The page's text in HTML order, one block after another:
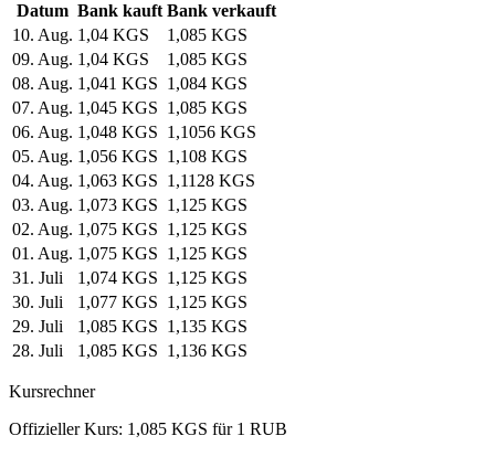
Datum Bank kauft Bank verkauft
10. Aug. 1,04 KGS
1,085 KGS
09. Aug. 1,04 KGS
1,085 KGS
08. Aug. 1,041 KGS 1,084 KGS
07. Aug. 1,045 KGS 1,085 KGS
06. Aug. 1,048 KGS 1,1056 KGS
05. Aug. 1,056 KGS 1,108 KGS
04. Aug. 1,063 KGS 1,1128 KGS
03. Aug. 1,073 KGS 1,125 KGS
02. Aug. 1,075 KGS 1,125 KGS
01. Aug. 1,075 KGS 1,125 KGS
31. Juli
1,074 KGS 1,125 KGS
30. Juli
1,077 KGS 1,125 KGS
29. Juli
1,085 KGS 1,135 KGS
28. Juli
1,085 KGS 1,136 KGS
Kursrechner
Offizieller Kurs: 1,085 KGS für 1 RUB